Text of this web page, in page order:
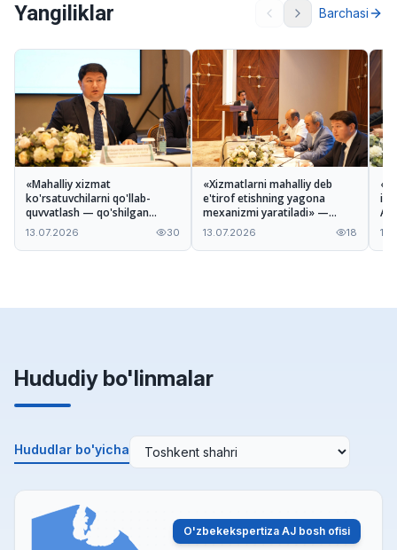
Yangiliklar Barchasi
«Mahalliy xizmat
ko'rsatuvchilarni qo'llab-
quvvatlash — qo'shilgan
qiymatni oshirishga xizmat
qiladi» — Ilhomjon Pardayev
13.07.2026 30
«Xizmatlarni mahalliy deb
e'tirof etishning yagona
mexanizmi yaratiladi» —
Odiljon Tohirov Nizom
loyihasi haqida
13.07.2026 18
Hududiy bo'linmalar
Hududlar bo'yicha
O'zbekekspertiza AJ bosh ofisi